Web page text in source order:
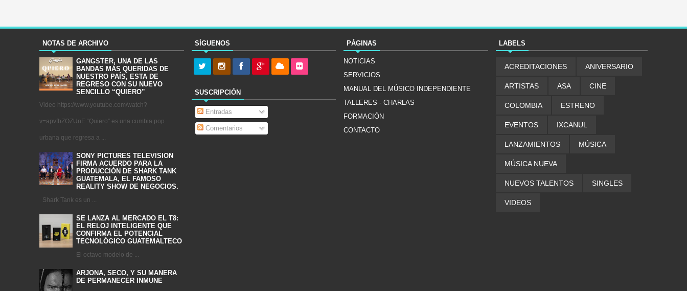
NOTAS DE ARCHIVO
GANGSTER, UNA DE LAS
BANDAS MÁS QUERIDAS DE
NUESTRO PAÍS, ESTA DE
REGRESO CON SU NUEVO
SENCILLO “QUIERO”
Video https://www.youtube.com/watch?
v=apvfbZOZUnE “Quiero” es una cumbia pop
urbana que regresa a ...
SONY PICTURES TELEVISION
FIRMA ACUERDO PARA LA
PRODUCCIÓN DE SHARK TANK
GUATEMALA, EL FAMOSO
REALITY SHOW DE NEGOCIOS.
Shark Tank es un ...
SE LANZA AL MERCADO EL T8:
EL RELOJ INTELIGENTE QUE
CONFIRMA EL POTENCIAL
TECNOLÓGICO GUATEMALTECO
El octavo modelo de ...
ARJONA, SECO, Y SU MANERA
DE PERMANECER INMUNE
SÍGUENOS
SUSCRIPCIÓN
Entradas
Comentarios
PÁGINAS
NOTICIAS
SERVICIOS
MANUAL DEL MÚSICO INDEPENDIENTE
TALLERES - CHARLAS
FORMACIÓN
CONTACTO
LABELS
ACREDITACIONES ANIVERSARIO
ARTISTAS ASA CINE
COLOMBIA ESTRENO
EVENTOS IXCANUL
LANZAMIENTOS MÚSICA
MÚSICA NUEVA
NUEVOS TALENTOS SINGLES
VIDEOS